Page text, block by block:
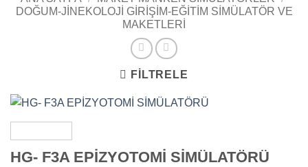
DOĞUM-JİNEKOLOJİ GİRİŞİM-EĞİTİM SİMÜLATÖR VE
MAKETLERİ
FILTRELE
HG- F3A EPİZYOTOMİ SİMÜLATÖRÜ